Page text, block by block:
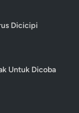
Dicicipi
Untuk Dicoba